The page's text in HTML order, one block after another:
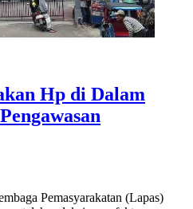
Hp di Dalam
Pemasyarakatan (Lapas)